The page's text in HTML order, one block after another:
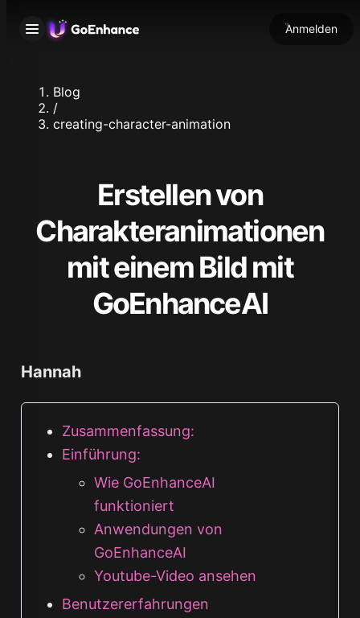
Anmelden
Blog
/
creating-character-animation
Erstellen von
Charakteranimationen
mit einem Bild mit
GoEnhanceAI
Hannah
Zusammenfassung:
Einführung:
Wie GoEnhanceAI
funktioniert
Anwendungen von
GoEnhanceAI
Youtube-Video ansehen
Benutzererfahrungen